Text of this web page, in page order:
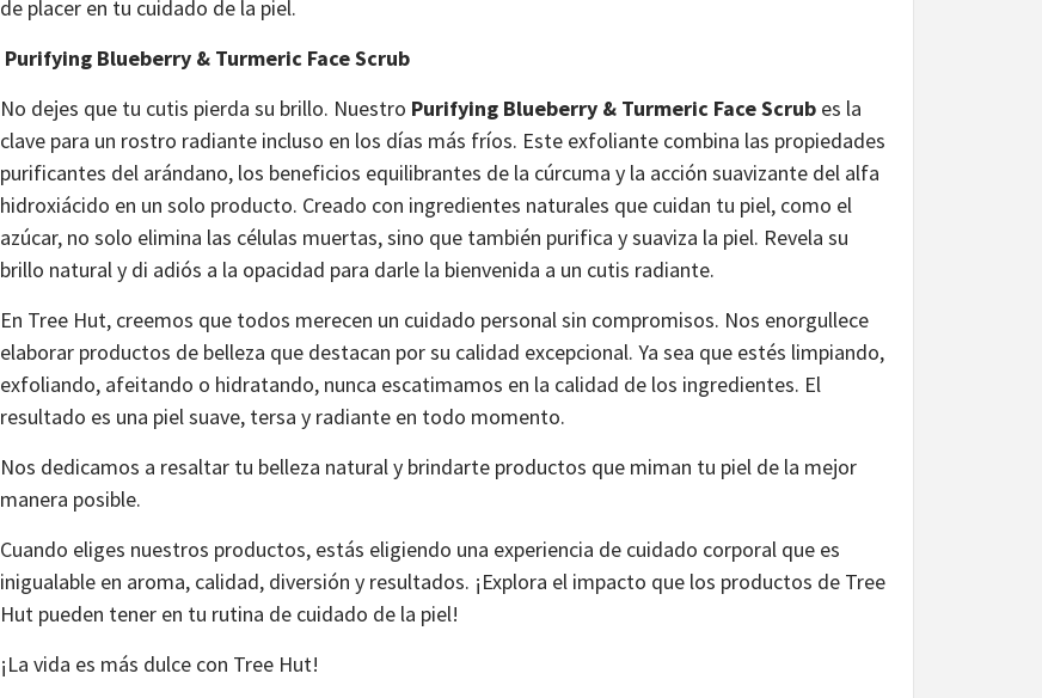
de placer en tu cuidado de la piel.
Purifying Blueberry & Turmeric Face Scrub
No dejes que tu cutis pierda su brillo. Nuestro Purifying Blueberry & Turmeric Face Scrub es la
clave para un rostro radiante incluso en los días más fríos. Este exfoliante combina las propiedades
purificantes del arándano, los beneficios equilibrantes de la cúrcuma y la acción suavizante del alfa
hidroxiácido en un solo producto. Creado con ingredientes naturales que cuidan tu piel, como el
azúcar, no solo elimina las células muertas, sino que también purifica y suaviza la piel. Revela su
brillo natural y di adiós a la opacidad para darle la bienvenida a un cutis radiante.
En Tree Hut, creemos que todos merecen un cuidado personal sin compromisos. Nos enorgullece
elaborar productos de belleza que destacan por su calidad excepcional. Ya sea que estés limpiando,
exfoliando, afeitando o hidratando, nunca escatimamos en la calidad de los ingredientes. El
resultado es una piel suave, tersa y radiante en todo momento.
Nos dedicamos a resaltar tu belleza natural y brindarte productos que miman tu piel de la mejor
manera posible.
Cuando eliges nuestros productos, estás eligiendo una experiencia de cuidado corporal que es
inigualable en aroma, calidad, diversión y resultados. ¡Explora el impacto que los productos de Tree
Hut pueden tener en tu rutina de cuidado de la piel!
¡La vida es más dulce con Tree Hut!